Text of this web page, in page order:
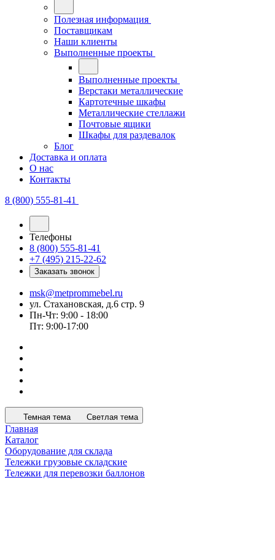
Полезная информация
Поставщикам
Наши клиенты
Выполненные проекты
Выполненные проекты
Верстаки металлические
Картотечные шкафы
Металлические стеллажи
Почтовые ящики
Шкафы для раздевалок
Блог
Доставка и оплата
О нас
Контакты
8 (800) 555-81-41
Телефоны
8 (800) 555-81-41
+7 (495) 215-22-62
Заказать звонок
msk@metprommebel.ru
ул. Стахановская, д.6 стр. 9
Пн-Чт: 9:00 - 18:00
Пт: 9:00-17:00
Темная тема Светлая тема
Главная
Каталог
Оборудование для склада
Тележки грузовые складские
Тележки для перевозки баллонов